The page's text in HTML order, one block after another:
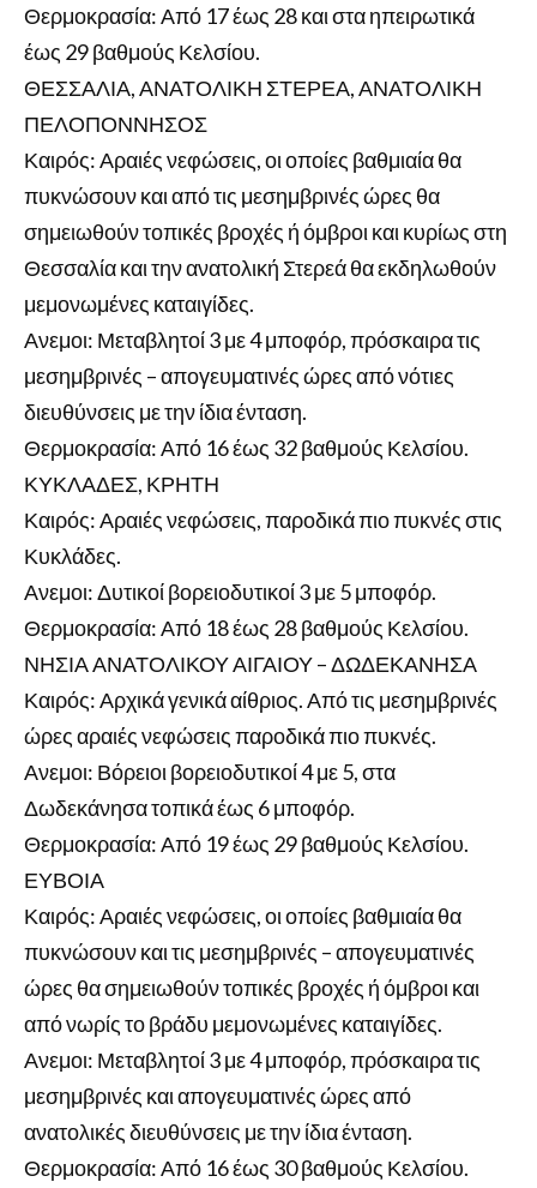
Θερμοκρασία: Από 17 έως 28 και στα ηπειρωτικά
έως 29 βαθμούς Κελσίου.
ΘΕΣΣΑΛΙΑ, ΑΝΑΤΟΛΙΚΗ ΣΤΕΡΕΑ, ΑΝΑΤΟΛΙΚΗ
ΠΕΛΟΠΟΝΝΗΣΟΣ
Καιρός: Αραιές νεφώσεις, οι οποίες βαθμιαία θα
πυκνώσουν και από τις μεσημβρινές ώρες θα
σημειωθούν τοπικές βροχές ή όμβροι και κυρίως στη
Θεσσαλία και την ανατολική Στερεά θα εκδηλωθούν
μεμονωμένες καταιγίδες.
Ανεμοι: Μεταβλητοί 3 με 4 μποφόρ, πρόσκαιρα τις
μεσημβρινές – απογευματινές ώρες από νότιες
διευθύνσεις με την ίδια ένταση.
Θερμοκρασία: Από 16 έως 32 βαθμούς Κελσίου.
ΚΥΚΛΑΔΕΣ, ΚΡΗΤΗ
Καιρός: Αραιές νεφώσεις, παροδικά πιο πυκνές στις
Κυκλάδες.
Ανεμοι: Δυτικοί βορειοδυτικοί 3 με 5 μποφόρ.
Θερμοκρασία: Από 18 έως 28 βαθμούς Κελσίου.
ΝΗΣΙΑ ΑΝΑΤΟΛΙΚΟΥ ΑΙΓΑΙΟΥ – ΔΩΔΕΚΑΝΗΣΑ
Καιρός: Αρχικά γενικά αίθριος. Από τις μεσημβρινές
ώρες αραιές νεφώσεις παροδικά πιο πυκνές.
Ανεμοι: Βόρειοι βορειοδυτικοί 4 με 5, στα
Δωδεκάνησα τοπικά έως 6 μποφόρ.
Θερμοκρασία: Από 19 έως 29 βαθμούς Κελσίου.
ΕΥΒΟΙΑ
Καιρός: Αραιές νεφώσεις, οι οποίες βαθμιαία θα
πυκνώσουν και τις μεσημβρινές – απογευματινές
ώρες θα σημειωθούν τοπικές βροχές ή όμβροι και
από νωρίς το βράδυ μεμονωμένες καταιγίδες.
Ανεμοι: Μεταβλητοί 3 με 4 μποφόρ, πρόσκαιρα τις
μεσημβρινές και απογευματινές ώρες από
ανατολικές διευθύνσεις με την ίδια ένταση.
Θερμοκρασία: Από 16 έως 30 βαθμούς Κελσίου.